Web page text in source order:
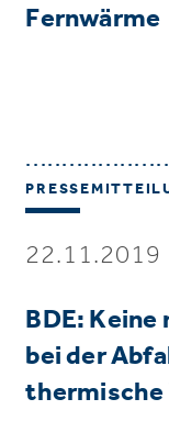
Fernwärme
22.11.2019
BDE:
bei der